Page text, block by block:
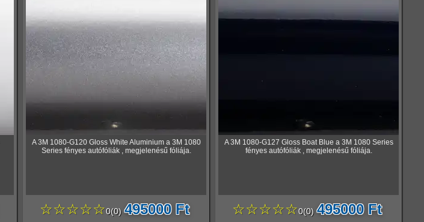
A 3M 1080-G120 Gloss White Aluminium a 3M 1080
Series fényes autófóliák , megjelenésű fóliája.
☆☆☆☆☆0(0) 495000 Ft
A 3M 1080-G127 Gloss Boat Blue a 3M 1080 Series
fényes autófóliák , megjelenésű fóliája.
☆☆☆☆☆0(0) 495000 Ft